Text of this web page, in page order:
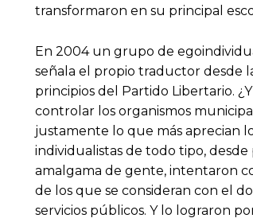
transformaron en su principal
En 2004 un grupo de
señala el propio traductor desde
principios del Partido Libertario.
controlar los organismos
justamente lo que más aprecian
individualistas de todo tipo, desde
amalgama de gente, intentaron
de los que se consideran con el
servicios públicos. Y lo lograron